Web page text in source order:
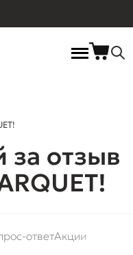
за отзыв
ответАкции